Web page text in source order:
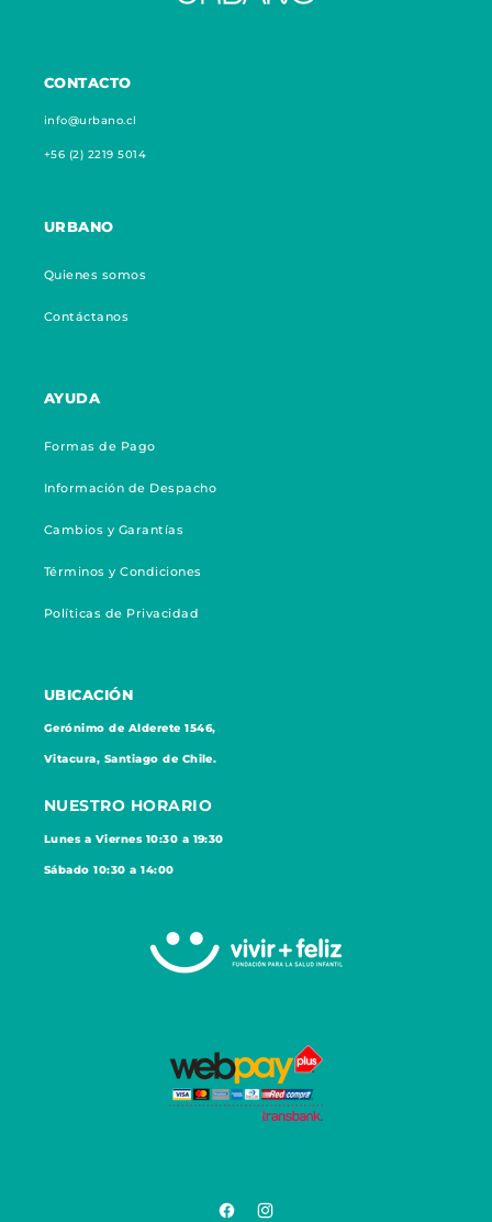
CONTACTO
info@urbano.cl
+56 (2) 2219 5014
URBANO
Quienes somos
Contáctanos
AYUDA
Formas de Pago
Información de Despacho
Cambios y Garantías
Términos y Condiciones
Políticas de Privacidad
UBICACIÓN
Gerónimo de Alderete 1546,
Vitacura, Santiago de Chile.
NUESTRO HORARIO
Lunes a Viernes 10:30 a 19:30
Sábado 10:30 a 14:00